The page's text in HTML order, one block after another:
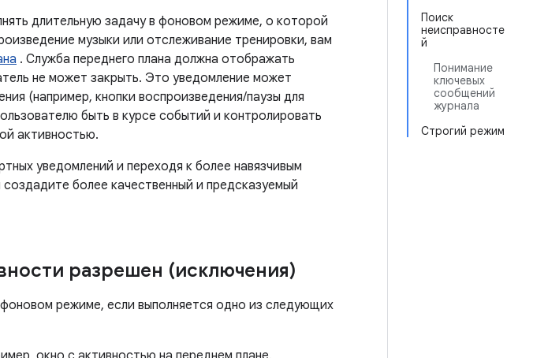
Поиск
неисправносте
й
Понимание
ключевых
сообщений
журнала
Строгий режим
длительную задачу в фоновом режиме, о которой
музыки или отслеживание тренировки, вам
. Служба переднего плана должна отображать
не может закрыть. Это уведомление может
(например, кнопки воспроизведения/паузы для
быть в курсе событий и контролировать
активностью.
уведомлений и переходя к более навязчивым
более качественный и предсказуемый
разрешен (исключения)
режиме, если выполняется одно из следующих